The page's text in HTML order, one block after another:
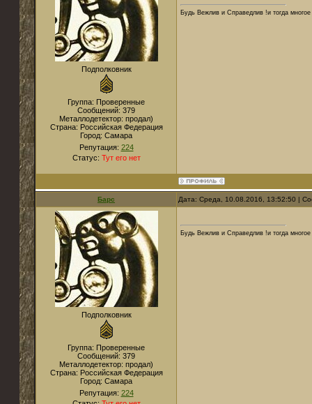
Подполковник
Группа: Проверенные
Сообщений: 379
Металлодетектор: продал)
Страна: Российская Федерация
Город: Самара
Репутация: 224
Статус: Тут его нет
Будь Вежлив и Справедлив !и тогда
Барс Дата: Среда, 10.08.2016, 13:52:50 |
Подполковник
Группа: Проверенные
Сообщений: 379
Металлодетектор: продал)
Страна: Российская Федерация
Город: Самара
Репутация: 224
Будь Вежлив и Справедлив !и тогда